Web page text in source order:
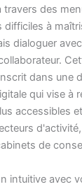
travers des
difficiles à
dialoguer
dans une
qui vise à
accessibles
de
intuitive avec